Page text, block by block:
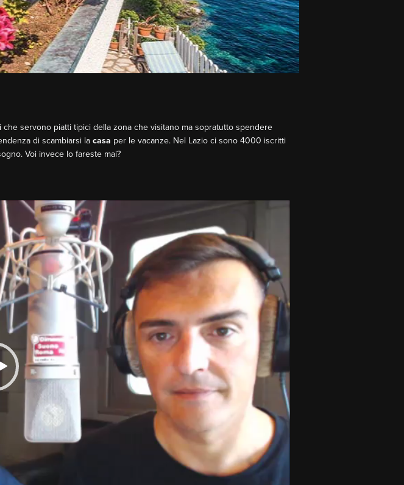
servono piatti tipici della zona che visitano ma sopratutto spendere
di scambiarsi la casa per le vacanze. Nel Lazio ci sono 4000 iscritti
Voi invece lo fareste mai?